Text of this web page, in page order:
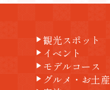
play_arrow観光スポット
play_arrow イベント
play_arrow モデルコース
play_arrow グルメ・お土産